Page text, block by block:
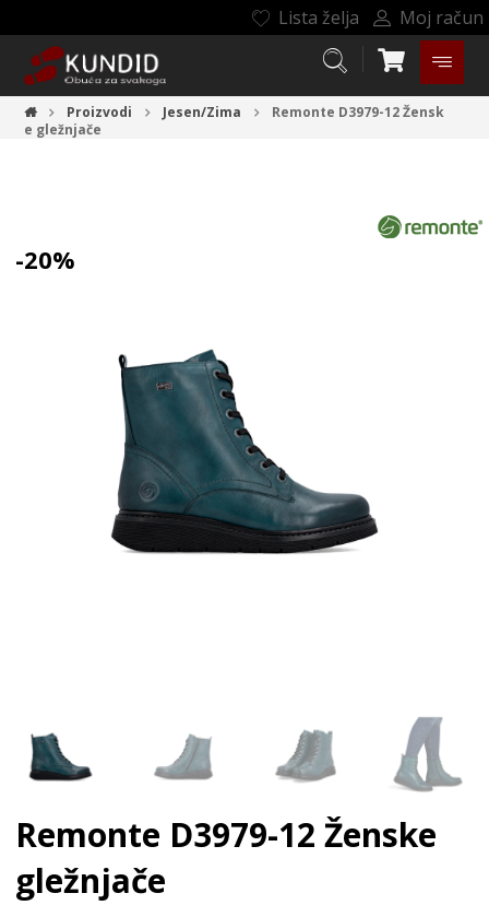
Lista želja Moj račun
Proizvodi Jesen/Zima Remonte D3979-12Žensk
e gležnjače
-20%
Remonte D3979-12Ženske
gležnjače